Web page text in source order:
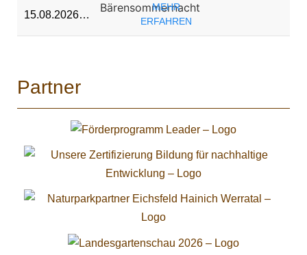
15.08.2026… Bärensommernacht
MEHR
ERFAHREN
Partner